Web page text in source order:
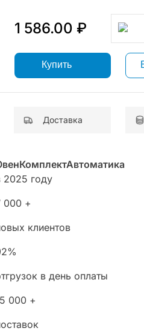
1 586.00 ₽
Купить
Доставка
2025 году
000 +
клиентов
в день оплаты
000 +